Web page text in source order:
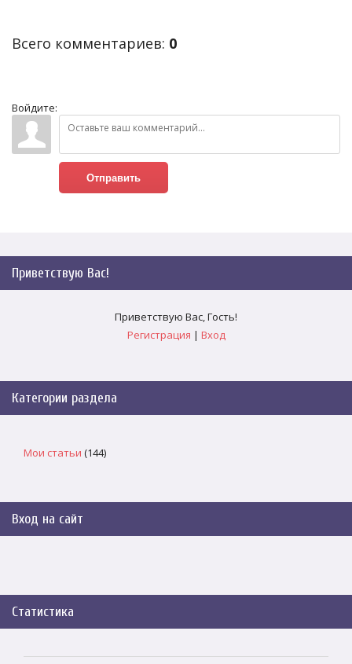
Всего комментариев: 0
Войдите:
Отправить
Приветствую Вас!
Приветствую Вас,Гость!
Регистрация | Вход
Категории раздела
Мои статьи (144)
Вход на сайт
Статистика